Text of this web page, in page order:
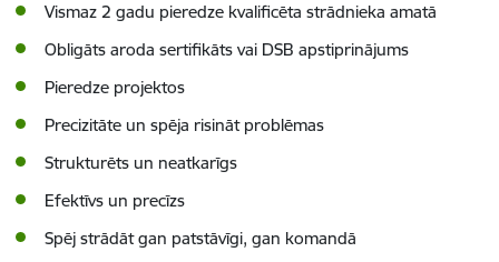
Vismaz 2 gadu pieredze kvalificēta strādnieka amatā
Obligāts aroda sertifikāts vai DSB apstiprinājums
Pieredze projektos
Precizitāte un spēja risināt problēmas
Strukturēts un neatkarīgs
Efektīvs un precīzs
Spēj strādāt gan patstāvīgi, gan komandā